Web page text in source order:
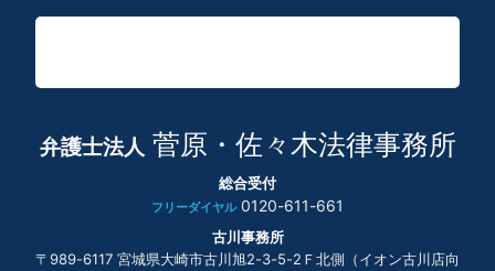
弁護士法人 菅原・佐々木法律事務所
総合受付
フリーダイヤル 0120-611-661
古川事務所
〒989-6117 宮城県大崎市古川旭2-3-5-2Ｆ北側（イオン古川店向